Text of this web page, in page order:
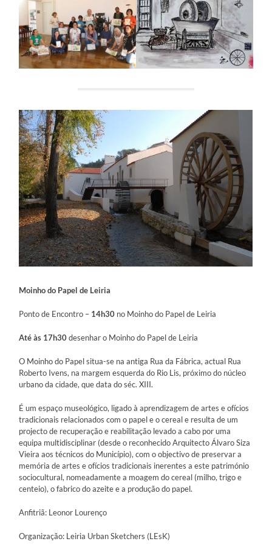
Moinho do Papel de Leiria
Ponto de Encontro – 14h30 no Moinho do Papel de Leiria
Até às 17h30desenhar o Moinho do Papel de Leiria
O Moinho do Papel situa-se na antiga Rua da Fábrica, actual Rua
Roberto Ivens, na margem esquerda do Rio Lis, próximo do núcleo
urbano da cidade, que data do séc. XIII.
É um espaço museológico, ligado à aprendizagem de artes e ofícios
tradicionais relacionados com o papel e o cereal e resulta de um
projecto de recuperação e reabilitação levado a cabo por uma
equipa multidisciplinar (desde o reconhecido Arquitecto Álvaro Siza
Vieira aos técnicos do Município), com o objectivo de preservar a
memória de artes e ofícios tradicionais inerentes a este património
sociocultural, nomeadamente a moagem do cereal (milho, trigo e
centeio), o fabrico do azeite e a produção do papel.
Anfitriã: Leonor Lourenço
Organização: Leiria Urban Sketchers (LEsK)